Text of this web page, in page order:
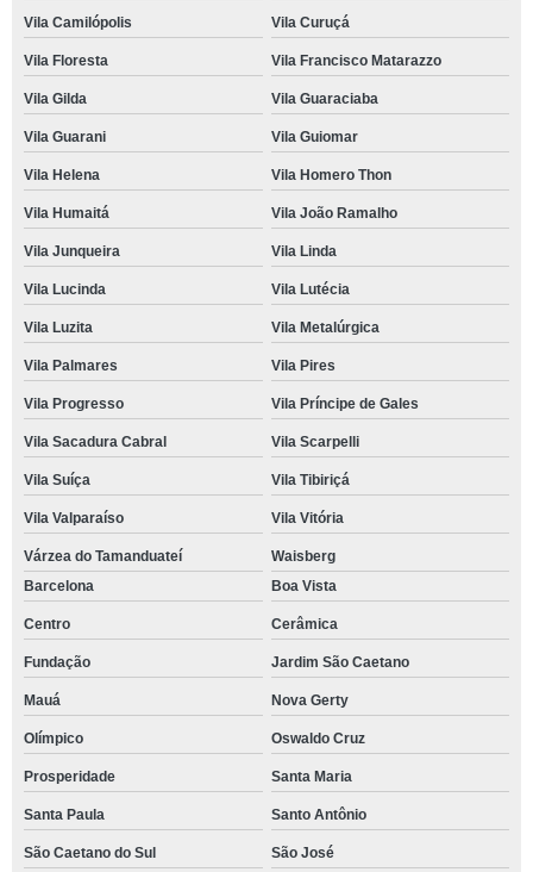
Vila Camilópolis Vila Curuçá
Vila Floresta Vila Francisco Matarazzo
Vila Gilda Vila Guaraciaba
Vila Guarani Vila Guiomar
Vila Helena Vila Homero Thon
Vila Humaitá Vila João Ramalho
Vila Junqueira Vila Linda
Vila Lucinda Vila Lutécia
Vila Luzita Vila Metalúrgica
Vila Palmares Vila Pires
Vila Progresso Vila Príncipe de Gales
Vila Sacadura Cabral Vila Scarpelli
Vila Suíça Vila Tibiriçá
Vila Valparaíso Vila Vitória
Várzea do Tamanduateí
Waisberg
Barcelona
Boa Vista
Centro Cerâmica
Fundação Jardim São Caetano
Mauá Nova Gerty
Olímpico Oswaldo Cruz
Prosperidade Santa Maria
Santa Paula Santo Antônio
São Caetano do Sul
São José